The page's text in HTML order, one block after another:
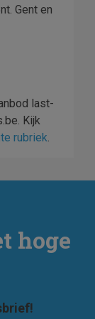
Gent en
last-
Kijk
rubriek.
hoge